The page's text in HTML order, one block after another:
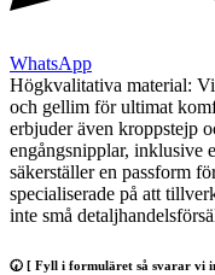
WhatsApp
Högkvalitativa material:
och gellim för ultimat
erbjuder även kroppstejp
engångsnipplar, inklusive
säkerställer en passform
specialiserade på att
inte små
🕢 [ Fyll i formuläret så svarar vi